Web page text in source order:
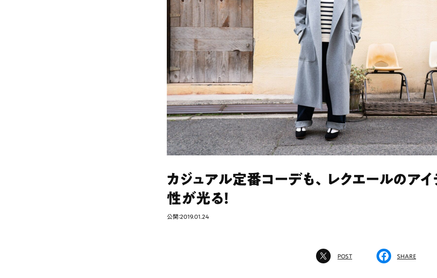
カジュアル定番コーデも、レクエールのア
性が光る！
公開：2019.01.24
POST SHARE